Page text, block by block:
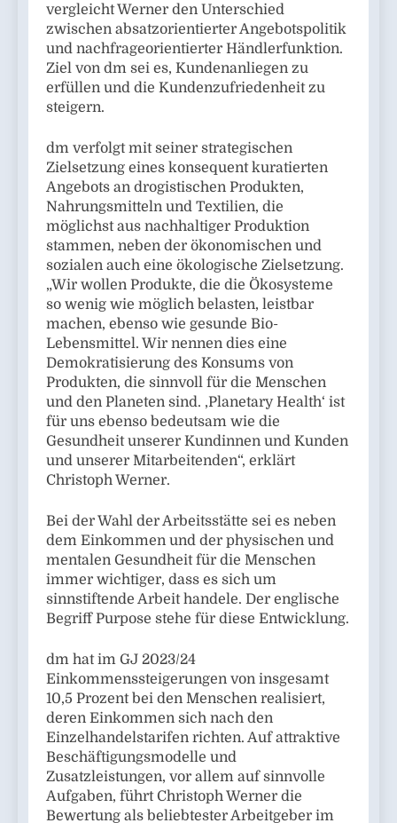
vergleicht Werner den Unterschied
zwischen absatzorientierter Angebotspolitik
und nachfrageorientierter Händlerfunktion.
Ziel von dm sei es, Kundenanliegen zu
erfüllen und die Kundenzufriedenheit zu
steigern.
dm verfolgt mit seiner strategischen
Zielsetzung eines konsequent kuratierten
Angebots an drogistischen Produkten,
Nahrungsmitteln und Textilien, die
möglichst aus nachhaltiger Produktion
stammen, neben der ökonomischen und
sozialen auch eine ökologische Zielsetzung.
„Wir wollen Produkte, die die Ökosysteme
so wenig wie möglich belasten, leistbar
machen, ebenso wie gesunde Bio-
Lebensmittel. Wir nennen dies eine
Demokratisierung des Konsums von
Produkten, die sinnvoll für die Menschen
und den Planeten sind. ,Planetary Health‘ ist
für uns ebenso bedeutsam wie die
Gesundheit unserer Kundinnen und Kunden
und unserer Mitarbeitenden“, erklärt
Christoph Werner.
Bei der Wahl der Arbeitsstätte sei es neben
dem Einkommen und der physischen und
mentalen Gesundheit für die Menschen
immer wichtiger, dass es sich um
sinnstiftende Arbeit handele. Der englische
Begriff Purpose stehe für diese Entwicklung.
dm hat im GJ 2023/24
Einkommenssteigerungen von insgesamt
10,5 Prozent bei den Menschen realisiert,
deren Einkommen sich nach den
Einzelhandelstarifen richten. Auf attraktive
Beschäftigungsmodelle und
Zusatzleistungen, vor allem auf sinnvolle
Aufgaben, führt Christoph Werner die
Bewertung als beliebtester Arbeitgeber im